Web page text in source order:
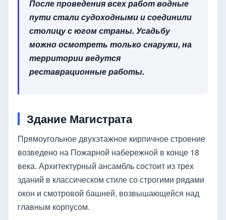
После проведения всех работ водные
пути стали судоходными и соединили
столицу с югом страны. Усадьбу
можно осмотреть только снаружи, на
территории ведутся
реставрационные работы.
Здание Магистрата
Прямоугольное двухэтажное кирпичное строение
возведено на Пожарной набережной в конце 18
века. Архитектурный ансамбль состоит из трех
зданий в классическом стиле со строгими рядами
окон и смотровой башней, возвышающейся над
главным корпусом.